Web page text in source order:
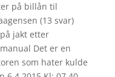
på billån til
(13 svar)
jakt etter
Det er en
som hater kulde